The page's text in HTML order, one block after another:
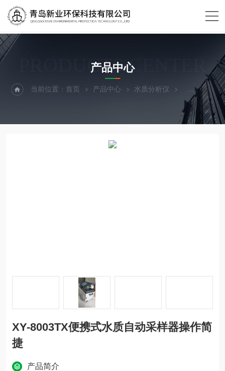
PRODUCTS CENTER
产品中心
当前位置：首页 产品中心 水质分析仪 采样设备
XY-8003TX便携式水质自动采样器操作简
捷
产品简介